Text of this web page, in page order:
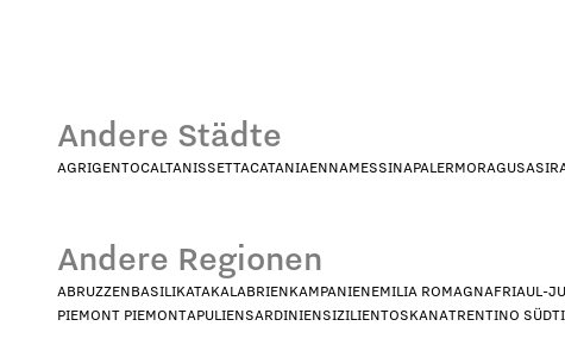
Andere Städte
AGRIGENTOCALTANISSETTACATANIAENNAMESSINAPALERMORAGUSA
Andere Regionen
ABRUZZENBASILIKATAKALABRIENKAMPANIENEMILIA ROMAGNAFRIAUL-
PIEMONT PIEMONTAPULIENSARDINIENSIZILIENTOSKANATRENTINO
Welches Profil stellt Sie am besten